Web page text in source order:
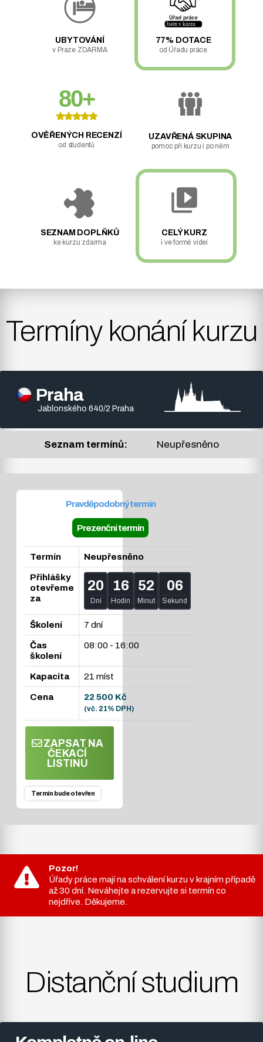
UBYTOVÁNÍ
v Praze ZDARMA
77% DOTACE
od Úřadu práce
80+
OVĚŘENÝCH RECENZÍ
od studentů
UZAVŘENÁ SKUPINA
pomoc při kurzu i po něm
SEZNAM DOPLŇKŮ
ke kurzu zdarma
CELÝ KURZ
i ve formě videí
Termíny konání kurzu
Praha
Jablonského 640/2 Praha
Seznam termínů: Neupřesněno
Pravděpodobný termín
Prezenční termín
Termín Neupřesněno
Přihlášky
otevřeme
za
20
Dní
16
Hodin
52
Minut
05
Sekund
Školení 7 dní
Čas
školení
08:00 - 16:00
Kapacita 21 míst
Cena 22 500 Kč
(vč. 21% DPH)
ZAPSAT NA
ČEKACÍ
LISTINU
Termín bude otevřen
Pozor!
Úřady práce mají na schválení kurzu v krajním případě
až 30 dní. Neváhejte a rezervujte si termín co
nejdříve. Děkujeme.
Distanční studium